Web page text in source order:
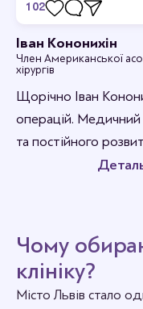
Іван Кононихін
Член Американської
хірургів
Щорічно Іван
операцій. Медичний
та постійного
102
Станьте першим хто
Чому
клініку?
Місто Львів стало